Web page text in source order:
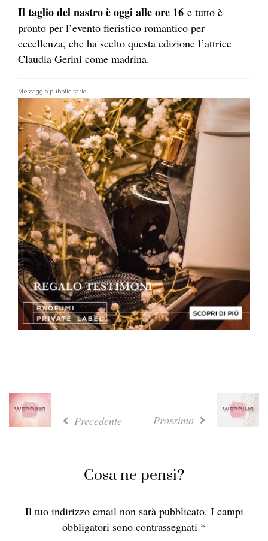
Il taglio del nastro è oggi alle ore 16 e tutto è
pronto per l’evento fieristico romantico per
eccellenza, che ha scelto questa edizione l’attrice
Claudia Gerini come madrina.
Messaggio pubblicitario
Precedente Prossimo
Cosa ne pensi?
Il tuo indirizzo email non sarà pubblicato. I campi
obbligatori sono contrassegnati *